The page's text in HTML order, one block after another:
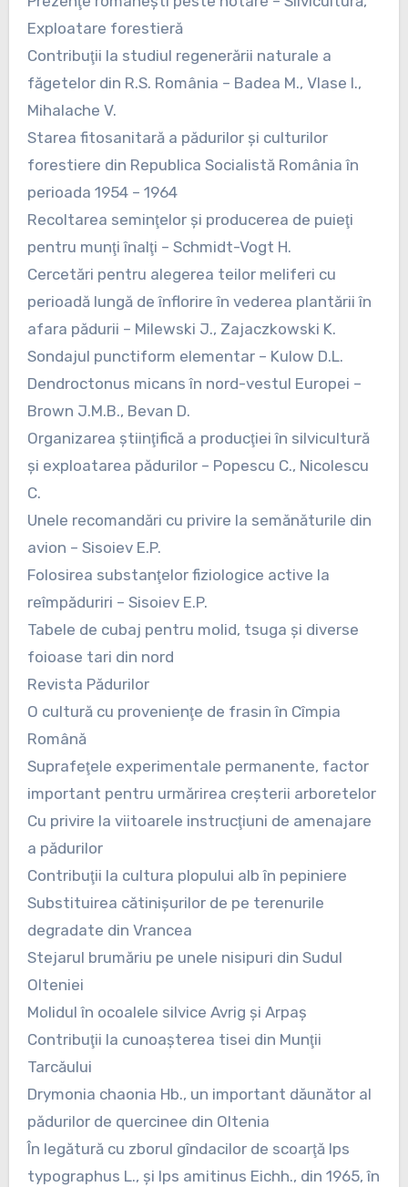
Exploatare forestieră
Contribuţii la studiul regenerării naturale a
făgetelor din R.S. România – Badea M., Vlase I.,
Mihalache V.
Starea fitosanitară a pădurilor şi culturilor
forestiere din Republica Socialistă România în
perioada 1954 – 1964
Recoltarea seminţelor şi producerea de puieţi
pentru munţi înalţi – Schmidt-Vogt H.
Cercetări pentru alegerea teilor meliferi cu
perioadă lungă de înflorire în vederea plantării în
afara pădurii – Milewski J., Zajaczkowski K.
Sondajul punctiform elementar – Kulow D.L.
Dendroctonus micans în nord-vestul Europei –
Brown J.M.B., Bevan D.
Organizarea ştiinţifică a producţiei în silvicultură
şi exploatarea pădurilor – Popescu C., Nicolescu
C.
Unele recomandări cu privire la semănăturile din
avion – Sisoiev E.P.
Folosirea substanţelor fiziologice active la
reîmpăduriri – Sisoiev E.P.
Tabele de cubaj pentru molid, tsuga şi diverse
foioase tari din nord
Revista Pădurilor
O cultură cu provenienţe de frasin în Cîmpia
Română
Suprafeţele experimentale permanente, factor
important pentru urmărirea creşterii arboretelor
Cu privire la viitoarele instrucţiuni de amenajare
a pădurilor
Contribuţii la cultura plopului alb în pepiniere
Substituirea cătinişurilor de pe terenurile
degradate din Vrancea
Stejarul brumăriu pe unele nisipuri din Sudul
Olteniei
Molidul în ocoalele silvice Avrig şi Arpaş
Contribuţii la cunoaşterea tisei din Munţii
Tarcăului
Drymonia chaonia Hb., un important dăunător al
pădurilor de quercinee din Oltenia
În legătură cu zborul gîndacilor de scoarţă Ips
typographus L., şi Ips amitinus Eichh., din 1965, în